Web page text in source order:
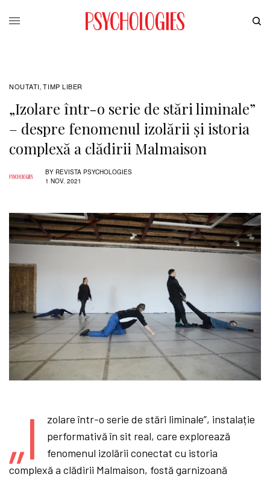
NOUTATI, TIMP LIBER
„Izolare într-o serie de stări liminale”
– despre fenomenul izolării și istoria
complexă a clădirii Malmaison
BY REVISTA PSYCHOLOGIES
1 NOV. 2021
„I
zolare într-o serie de stări liminale”, instalație
performativă în sit real, care explorează
fenomenul izolării conectat cu istoria
complexă a clădirii Malmaison, fostă garnizoană